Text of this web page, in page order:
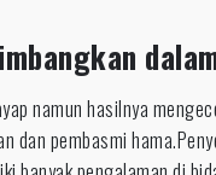
namun hasilnya
dan pembasmi